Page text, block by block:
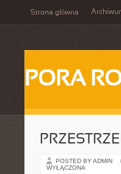
Strona główna
PORA
POSTED BY ADMIN
WYŁĄCZONA